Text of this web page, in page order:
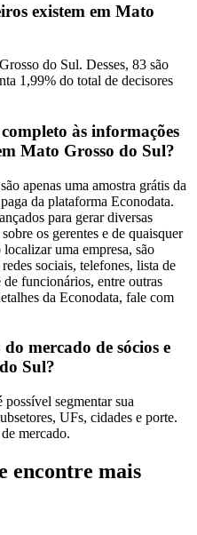
existem em Mato
do Sul. Desses, 83 são
1,99% do total de decisores
às informações
Mato Grosso do Sul?
apenas uma amostra grátis da
da plataforma Econodata.
para gerar diversas
os gerentes e de quaisquer
uma empresa, são
sociais, telefones, lista de
funcionários, entre outras
da Econodata, fale com
mercado de sócios e
Sul?
possível segmentar sua
UFs, cidades e porte.
mercado.
encontre mais